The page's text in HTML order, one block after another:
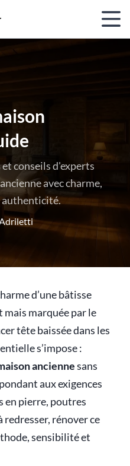
conseils d'experts
avec charme,
authenticité.
d’une bâtisse
mais marquée par le
tête baissée dans les
s’impose :
anciennesans
aux exigences
en pierre, poutres
redresser, rénover ce
sensibilité et